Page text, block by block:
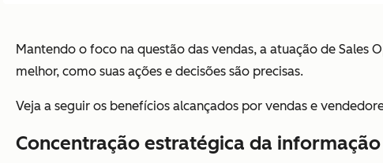
Mantendo o foco na questão das vendas, a atuação de Sales
melhor, como suas ações e decisões são precisas.
Veja a seguir os benefícios alcançados por vendas e
Concentração estratégica da informação